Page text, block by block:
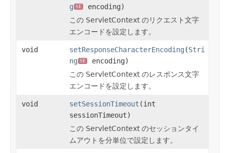
g SE
encoding)
この ServletContext のリクエスト文字
エンコードを設定します。
void setResponseCharacterEncoding (Stri
ng SE
encoding)
この ServletContext のレスポンス文字
エンコードを設定します。
void setSessionTimeout (int
sessionTimeout)
この ServletContext のセッションタイ
ムアウトを分単位で設定します。